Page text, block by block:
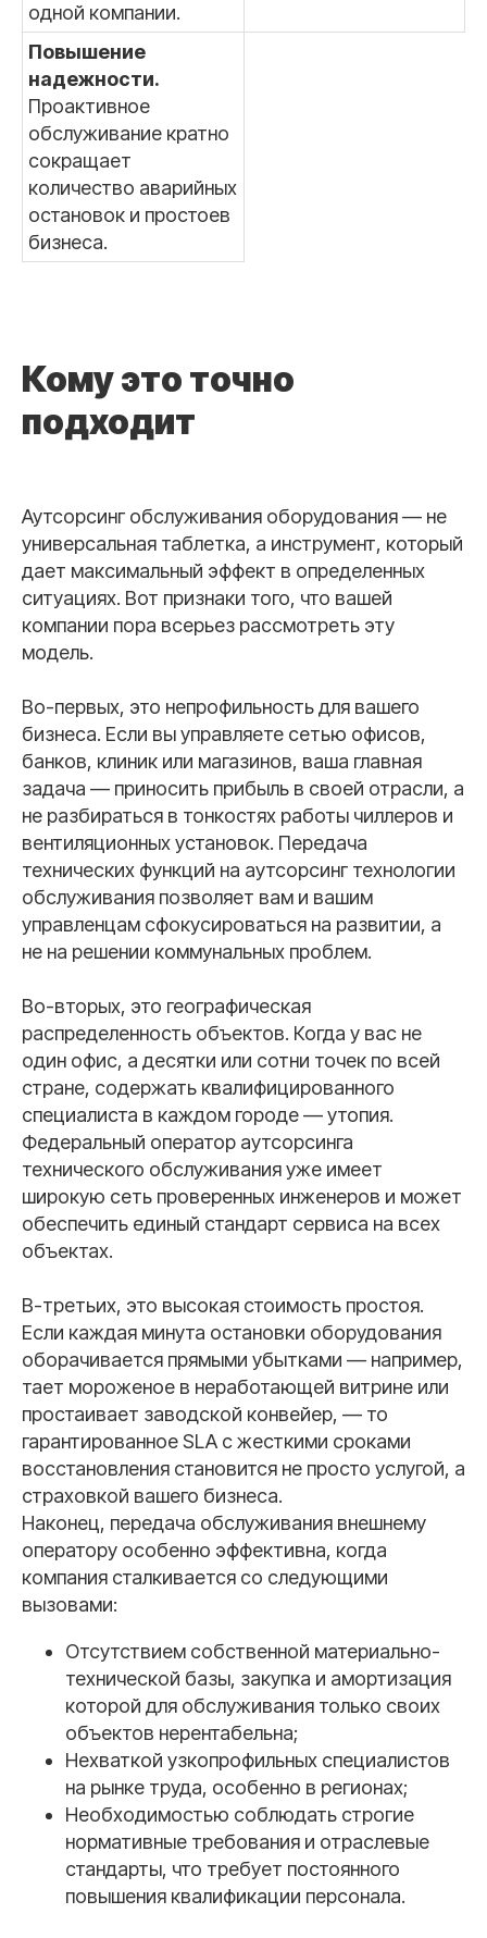
одной компании.
Повышение
надежности.
Проактивное
обслуживание кратно
сокращает
количество аварийных
остановок и простоев
бизнеса.
Кому это точно
подходит
Аутсорсинг обслуживания оборудования — не
универсальная таблетка, а инструмент, который
дает максимальный эффект в определенных
ситуациях. Вот признаки того, что вашей
компании пора всерьез рассмотреть эту
модель.
Во-первых, это непрофильность для вашего
бизнеса. Если вы управляете сетью офисов,
банков, клиник или магазинов, ваша главная
задача — приносить прибыль в своей отрасли, а
не разбираться в тонкостях работы чиллеров и
вентиляционных установок. Передача
технических функций на аутсорсинг технологии
обслуживания позволяет вам и вашим
управленцам сфокусироваться на развитии, а
не на решении коммунальных проблем.
Во-вторых, это географическая
распределенность объектов. Когда у вас не
один офис, а десятки или сотни точек по всей
стране, содержать квалифицированного
специалиста в каждом городе — утопия.
Федеральный оператор аутсорсинга
технического обслуживания уже имеет
широкую сеть проверенных инженеров и может
обеспечить единый стандарт сервиса на всех
объектах.
В-третьих, это высокая стоимость простоя.
Если каждая минута остановки оборудования
оборачивается прямыми убытками — например,
тает мороженое в неработающей витрине или
простаивает заводской конвейер, — то
гарантированное SLA с жесткими сроками
восстановления становится не просто услугой, а
страховкой вашего бизнеса.
Наконец, передача обслуживания внешнему
оператору особенно эффективна, когда
компания сталкивается со следующими
вызовами:
Отсутствием собственной материально-
технической базы, закупка и амортизация
которой для обслуживания только своих
объектов нерентабельна;
Нехваткой узкопрофильных специалистов
на рынке труда, особенно в регионах;
Необходимостью соблюдать строгие
нормативные требования и отраслевые
стандарты, что требует постоянного
повышения квалификации персонала.